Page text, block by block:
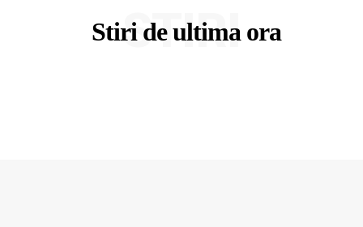
Stiri de ultima ora
STIRI